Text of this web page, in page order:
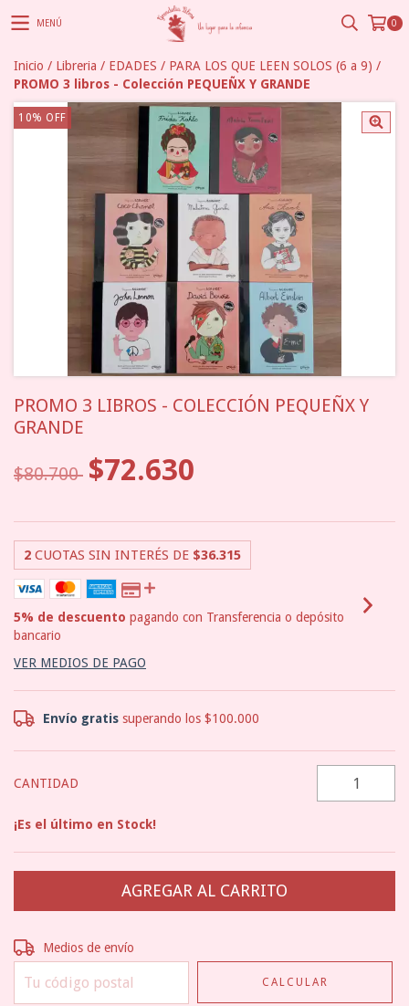
MENÚ 0
Inicio / Libreria / EDADES / PARA LOS QUE LEEN SOLOS (6 a 9) /
PROMO 3 libros - Colección PEQUEÑX Y GRANDE
10% OFF
PROMO 3 LIBROS - COLECCIÓN PEQUEÑX Y
GRANDE
$80.700 $72.630
2 CUOTAS SIN INTERÉS DE $36.315
5% de descuento pagando con Transferencia o depósito
bancario
VER MEDIOS DE PAGO
Envío gratis superando los$100.000
CANTIDAD
¡Es el último en Stock!
Entregas para el CP:
Medios de envío
CALCULAR